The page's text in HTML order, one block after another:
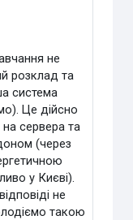
не
розклад та
система
Це дійсно
сервера та
(через
у Києві).
не
такою